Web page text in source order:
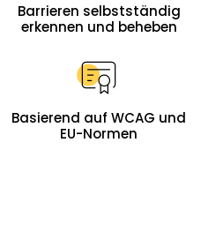
Barrieren selbstständig
erkennen und beheben
Basierend auf WCAG und
EU-Normen